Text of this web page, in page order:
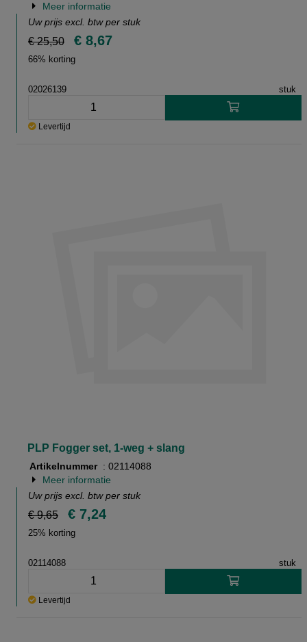
Meer informatie
Uw prijs excl. btw per stuk
€ 25,50 € 8,67
66% korting
02026139 stuk
Levertijd
PLP Fogger set, 1-weg + slang
Artikelnummer : 02114088
Meer informatie
Uw prijs excl. btw per stuk
€ 9,65 € 7,24
25% korting
02114088 stuk
Levertijd